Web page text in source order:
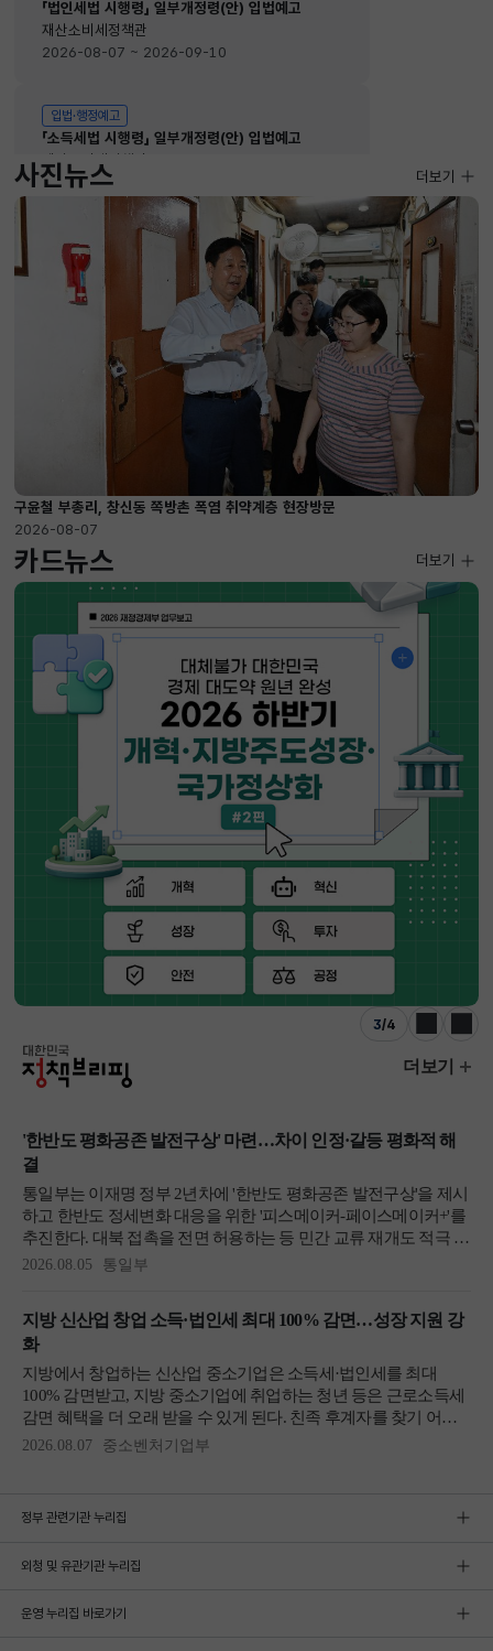
「법인세법 시행령」 일부개정령(안) 입법예고
재산소비세정책관
2026-08-07 ~ 2026-09-10
입법·행정예고
「소득세법 시행령」 일부개정령(안) 입법예고
재산소비세정책관
2026-08-07 ~ 2026-09-10
사진뉴스
구윤철 부총리, 창신동 쪽방촌 폭염 취약계층 현장방문
2026-08-07
사진뉴스
더보기
카드뉴스
3/4
이전 다음
더보기
정부 관련기관 누리집
외청 및 유관기관 누리집
운영 누리집 바로가기